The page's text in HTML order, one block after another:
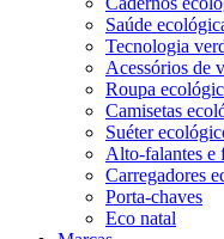
Saúde
Tecnologia
Acessórios de
Roupa
Camisetas
Suéter
Alto-falantes e
Carregadores
Porta-chaves
Eco natal